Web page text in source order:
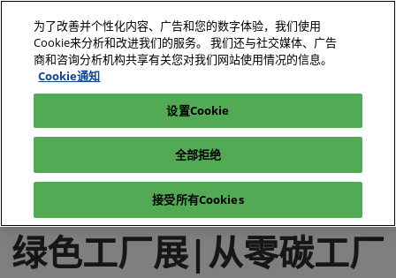
2026年10月27-29日
深圳国际会展中心（宝安）
电子展|绿色工厂展|电子工厂设施展
电子展|绿色工厂展-行业新闻-电子工厂设施展
绿色工厂展|从零碳工厂到绿色经济：工业转型的双重价值重构
绿色工厂展|从零碳工厂
为了改善并个性化内容、广告和您的数字体验，我们使用
Cookie来分析和改进我们的服务。 我们还与社交媒体、广告
商和咨询分析机构共享有关您对我们网站使用情况的信息。
Cookie通知
设置Cookie
全部拒绝
接受所有Cookies